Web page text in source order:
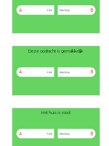
A Feit B
Mening
Deze opdracht is gemakkelijk
A Feit B
Mening
Het huis is rood
A Feit B
Mening